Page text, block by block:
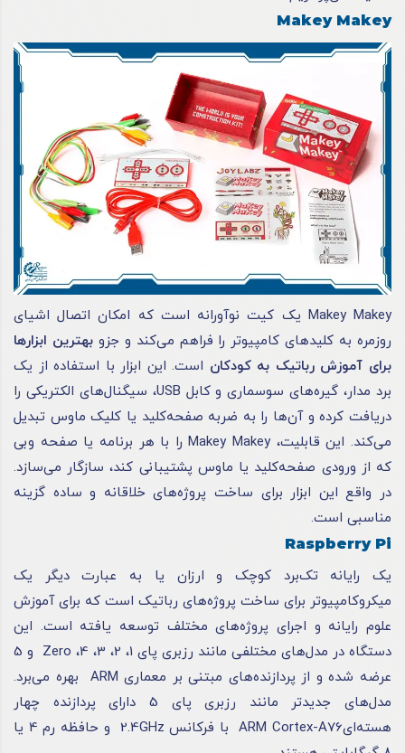
Makey Makey
Makey Makey یک کیت نوآورانه است که امکان اتصال اشیای
روزمره به کلیدهای کامپیوتر را فراهم می‌کند و جزوبهترین ابزارها
برای آموزش رباتیک به کودکان است. این ابزار با استفاده از یک
برد مدار، گیره‌های سوسماری و کابل USB، سیگنال‌های الکتریکی را
دریافت کرده و آن‌ها را به ضربه صفحه‌کلید یا کلیک ماوس تبدیل
می‌کند. این قابلیت، Makey Makey را با هر برنامه یا صفحه وبی
که از ورودی صفحه‌کلید یا ماوس پشتیبانی کند، سازگار می‌سازد.
در واقع این ابزار برای ساخت پروژه‌های خلاقانه و ساده گزینه
مناسبی است.
Raspberry Pi
یک رایانه تک‌برد کوچک و ارزان یا به عبارت دیگر یک
میکروکامپیوتر برای ساخت پروژه‌های رباتیک است که برای آموزش
علوم رایانه و اجرای پروژه‌های مختلف توسعه یافته است. این
دستگاه در مدل‌های مختلفی مانند رزبری پای 1، 2، 3، 4، Zero و 5
عرضه شده و از پردازنده‌های مبتنی بر معماری ARM بهره می‌برد.
مدل‌های جدیدتر مانند رزبری پای 5 دارای پردازنده چهار
هسته‌ایARM Cortex-A76 با فرکانس 2.4GHz و حافظه رم 4 یا